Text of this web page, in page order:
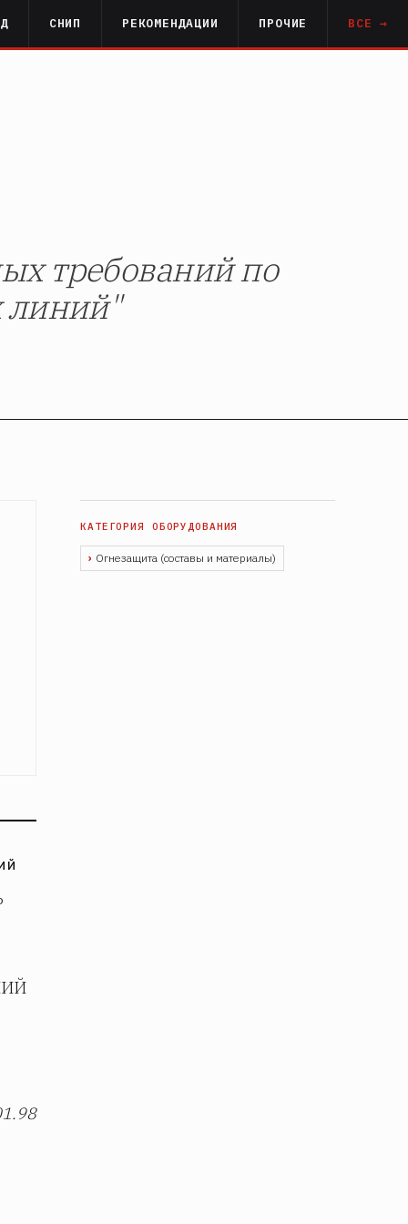
СНИП РЕКОМЕНДАЦИИ ПРОЧИЕ ВСЕ →
требований по
линий"
Огнезащита (составы и материалы)